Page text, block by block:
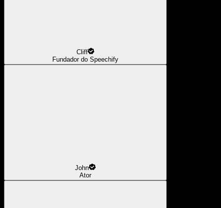
Cliff
Fundador do Speechify
John
Ator